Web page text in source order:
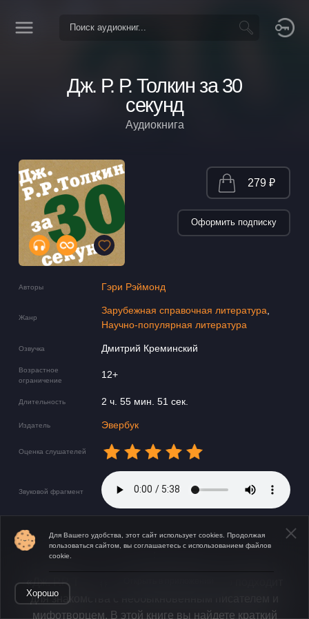
Дж. Р. Р. Толкин за 30
секунд
Аудиокнига
Авторы Гэри Рэймонд
Жанр
Зарубежная справочная литература
Научно-популярная литература
Озвучка Дмитрий Креминский
Возрастное
ограничение
12+
Длительность 2 ч. 55 мин. 51 сек.
Издатель Эвербук
Оценка слушателей
Звуковой фрагмент
279 ₽
Оформить подписку
«Дж. Р.Р. Толкин за 30 секунд» идеально подходит
для знакомства с необыкновенным писателем и
мифотворцем. В этой книге вы найдете краткий
Для Вашего удобства, этот сайт использует cookies. Продолжая
пользоваться сайтом, вы соглашаетесь с использованием файлов
cookie.
Хорошо